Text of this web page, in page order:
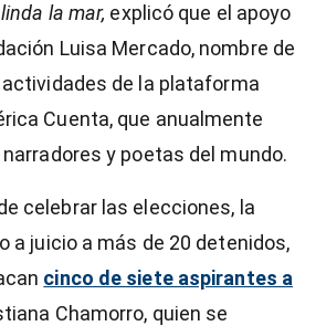
la mar, explicó que el apoyo
Luisa Mercado, nombre de
de la plataforma
Cuenta, que anualmente
y poetas del mundo.
celebrar las elecciones, la
a juicio a más de 20 detenidos,
cinco de siete aspirantes a
Chamorro, quien se